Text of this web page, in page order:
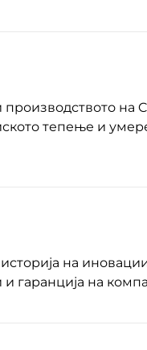
на
тепење и
на
гаранција на